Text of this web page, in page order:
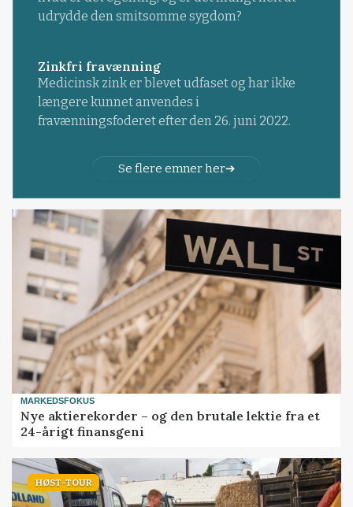
udrydde den smitsomme sygdom?
Zinkfri fravænning
Medicinsk zink er blevet udfaset og har ikke
længere kunnet anvendes i
fravænningsfoderet efter den 26. juni 2022.
Se flere emner her
MARKEDSFOKUS
Nye aktierekorder – og den brutale lektie fra et
24-årigt finansgeni
HØST-TOUR